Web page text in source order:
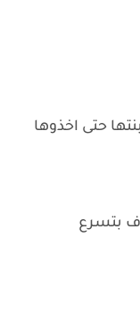
حتى اخذوها
بتسرع